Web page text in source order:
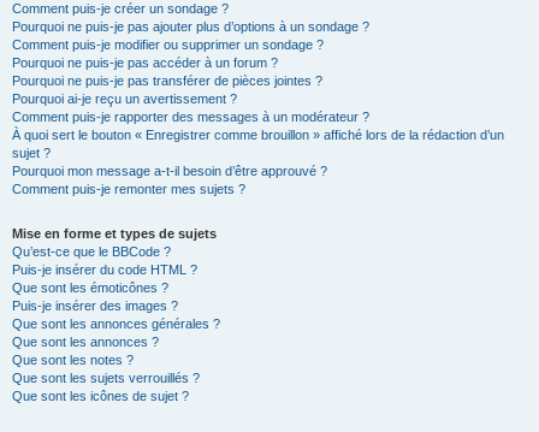
Comment puis-je créer un sondage ?
Pourquoi ne puis-je pas ajouter plus d’options à un sondage ?
Comment puis-je modifier ou supprimer un sondage ?
Pourquoi ne puis-je pas accéder à un forum ?
Pourquoi ne puis-je pas transférer de pièces jointes ?
Pourquoi ai-je reçu un avertissement ?
Comment puis-je rapporter des messages à un modérateur ?
À quoi sert le bouton « Enregistrer comme brouillon » affiché lors de la rédaction d’un
sujet ?
Pourquoi mon message a-t-il besoin d’être approuvé ?
Comment puis-je remonter mes sujets ?
Mise en forme et types de sujets
Qu’est-ce que le BBCode ?
Puis-je insérer du code HTML ?
Que sont les émoticônes ?
Puis-je insérer des images ?
Que sont les annonces générales ?
Que sont les annonces ?
Que sont les notes ?
Que sont les sujets verrouillés ?
Que sont les icônes de sujet ?